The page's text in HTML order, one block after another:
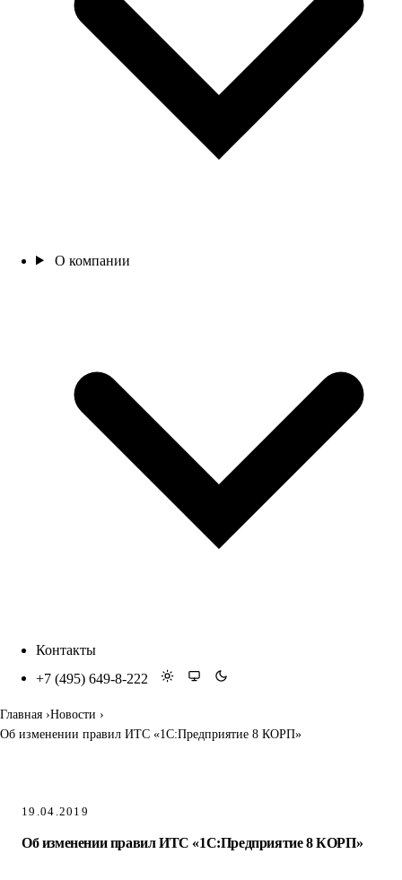
О компании
Контакты
+7 (495) 649-8-222
Главная Новости
Об изменении правил ИТС «1С:Предприятие 8 КОРП»
19.04.2019
Об изменении правил ИТС «1С:Предприятие 8 КОРП»